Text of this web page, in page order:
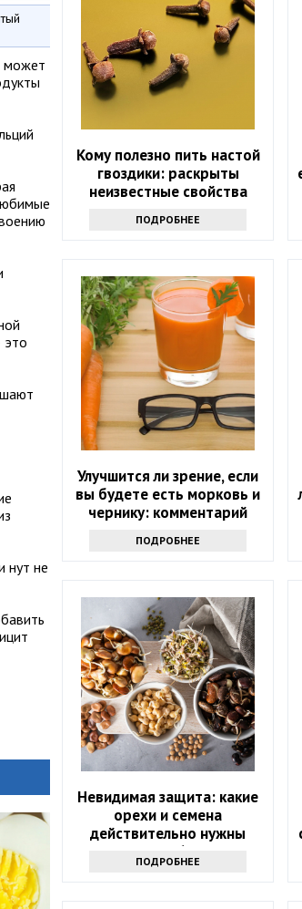
может
это
нут не
Кому полезно пить настой
гвоздики: раскрыты
неизвестные свойства
ПОДРОБНЕЕ
Улучшится ли зрение, если
вы будете есть морковь и
чернику: комментарий
ПОДРОБНЕЕ
Невидимая защита: какие
орехи и семена
действительно нужны
после 60?
ПОДРОБНЕЕ